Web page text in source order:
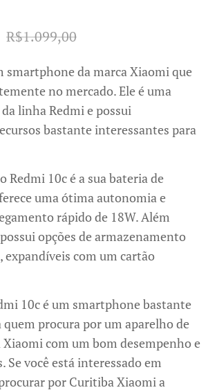
R$1.099,00
smartphone da marca Xiaomi que
no mercado. Ele é uma
linha Redmi e possui
bastante interessantes para
Redmi 10c é a sua bateria de
uma ótima autonomia e
rápido de 18W. Além
opções de armazenamento
expandíveis com um cartão
10c é um smartphone bastante
procura por um aparelho de
com um bom desempenho e
Se você está interessado em
por Curitiba Xiaomi a